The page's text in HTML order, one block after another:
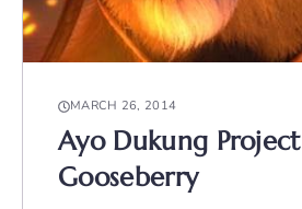
MARCH 26, 2014
Ayo Dukung Project
Gooseberry